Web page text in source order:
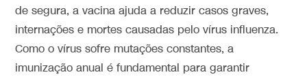
de segura, a vacina ajuda a reduzir casos graves,
internações e mortes causadas pelo vírus influenza.
Como o vírus sofre mutações constantes, a
imunização anual é fundamental para garantir